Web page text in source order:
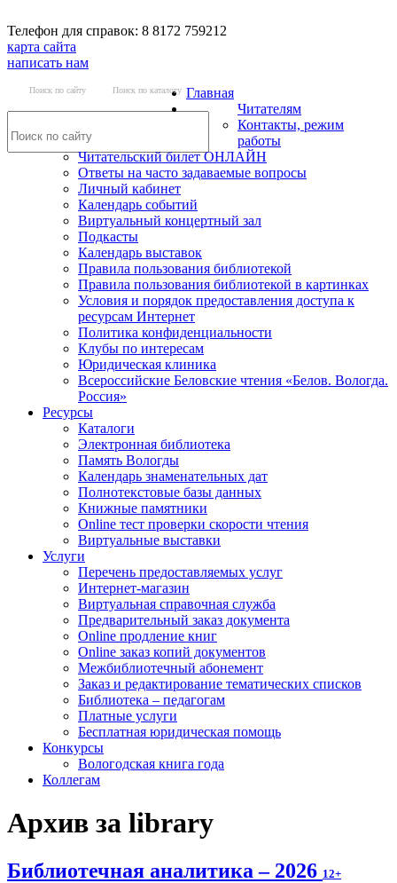
Телефон для справок: 8 8172 759212
карта сайта
написать нам
Поиск по сайту Поиск по каталогу Главная
Читателям
Контакты, режим
работы
Читательский билет ОНЛАЙН
Ответы на часто задаваемые вопросы
Личный кабинет
Календарь событий
Виртуальный концертный зал
Подкасты
Календарь выставок
Правила пользования библиотекой
Правила пользования библиотекой в картинках
Условия и порядок предоставления доступа к
ресурсам Интернет
Политика конфиденциальности
Клубы по интересам
Юридическая клиника
Всероссийские Беловские чтения «Белов. Вологда.
Россия»
Ресурсы
Каталоги
Электронная библиотека
Память Вологды
Календарь знаменательных дат
Полнотекстовые базы данных
Книжные памятники
Online тест проверки скорости чтения
Виртуальные выставки
Услуги
Перечень предоставляемых услуг
Интернет-магазин
Виртуальная справочная служба
Предварительный заказ документа
Online продление книг
Online заказ копий документов
Межбиблиотечный абонемент
Заказ и редактирование тематических списков
Библиотека – педагогам
Платные услуги
Бесплатная юридическая помощь
Конкурсы
Вологодская книга года
Коллегам
Архив за library
Библиотечная аналитика – 2026 12+